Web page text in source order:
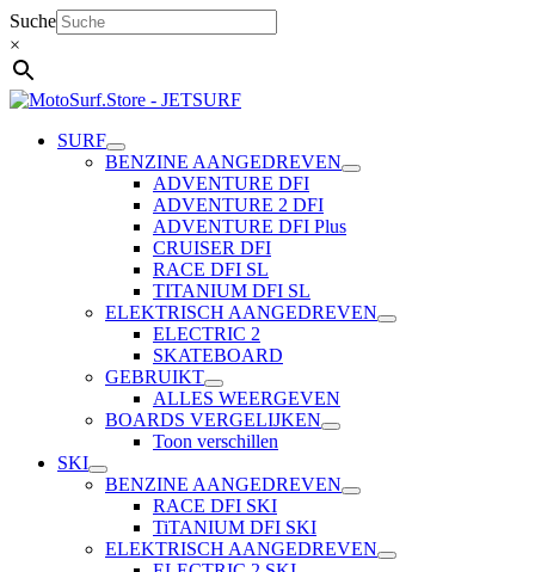
Ga
naar
de
inhoud
Suche
×
SURF
BENZINE AANGEDREVEN
ADVENTURE DFI
ADVENTURE 2 DFI
ADVENTURE DFI Plus
CRUISER DFI
RACE DFI SL
TITANIUM DFI SL
ELEKTRISCH AANGEDREVEN
ELECTRIC 2
SKATEBOARD
GEBRUIKT
ALLES WEERGEVEN
BOARDS VERGELIJKEN
Toon verschillen
SKI
BENZINE AANGEDREVEN
RACE DFI SKI
TiTANIUM DFI SKI
ELEKTRISCH AANGEDREVEN